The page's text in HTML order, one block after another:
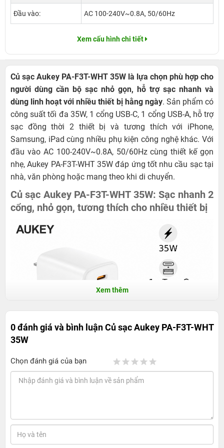
Đầu vào: AC 100-240V~0.8A, 50/60Hz
Xem cấu hình chi tiết
Củ sạc Aukey PA-F3T-WHT 35W là lựa chọn phù hợp cho
người dùng cần bộ sạc nhỏ gọn, hỗ trợ sạc nhanh và
dùng linh hoạt với nhiều thiết bị hằng ngày. Sản phẩm có
công suất tối đa 35W, 1 cổng USB-C, 1 cổng USB-A, hỗ trợ
sạc đồng thời 2 thiết bị và tương thích với iPhone,
Samsung, iPad cùng nhiều phụ kiện công nghệ khác. Với
đầu vào AC 100-240V~0.8A, 50/60Hz cùng thiết kế gọn
nhẹ, Aukey PA-F3T-WHT 35W đáp ứng tốt nhu cầu sạc tại
nhà, văn phòng hoặc mang theo khi di chuyển.
Củ sạc Aukey PA-F3T-WHT 35W: Sạc nhanh 2
cổng, nhỏ gọn, tương thích cho nhiều thiết bị
1. Thiết kế
thiết bị công nghệ hiện nay. Với kích thước 42.5 x 40 x
29 mm, sản phẩm không chiếm nhiều diện tích khi cắm
vào ổ điện, phù hợp sử dụng ở bàn làm việc, đầu giường,
Xem thêm
0 đánh giá và bình luậnCủ sạc Aukey PA-F3T-WHT
35W
Chọn đánh giá của bạn